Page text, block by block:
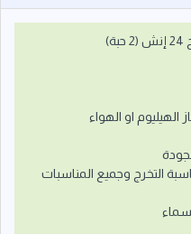
الهيليوم او الهواء
التخرج وجميع المناسبات